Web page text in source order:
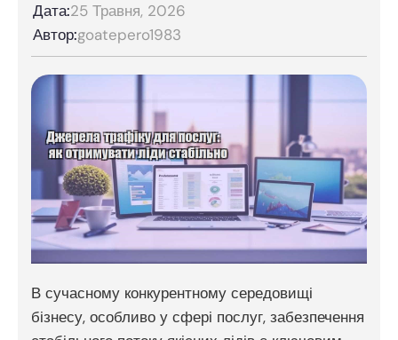
Дата:25 Травня, 2026
Автор:goatepero1983
В сучасному конкурентному середовищі
бізнесу, особливо у сфері послуг, забезпечення